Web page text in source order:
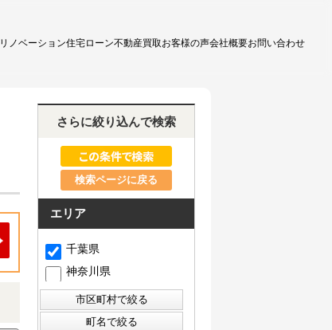
リノベーション住宅ローン不動産買取お客様の声会社概要お問い合わせ
さらに絞り込んで検索
検索ページに戻る
エリア
千葉県
神奈川県